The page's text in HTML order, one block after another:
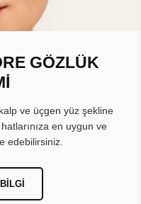
GÖZLÜK
ve üçgen yüz şekline
en uygun ve
edebilirsiniz.